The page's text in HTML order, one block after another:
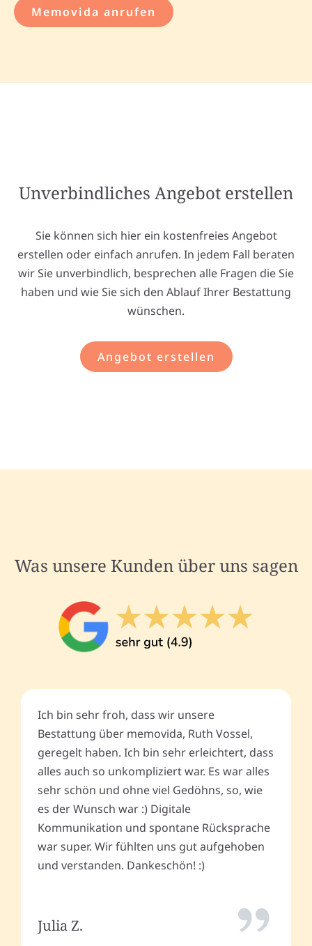
Memovida anrufen
Unverbindliches Angebot erstellen
Sie können sich hier ein kostenfreies Angebot
erstellen oder einfach anrufen. In jedem Fall beraten
wir Sie unverbindlich, besprechen alle Fragen die Sie
haben und wie Sie sich den Ablauf Ihrer Bestattung
wünschen.
Angebot erstellen
Was unsere Kunden über uns sagen
Ich bin sehr froh, dass wir unsere
Bestattung über memovida, Ruth Vossel,
geregelt haben. Ich bin sehr erleichtert, dass
alles auch so unkompliziert war. Es war alles
sehr schön und ohne viel Gedöhns, so, wie
es der Wunsch war :) Digitale
Kommunikation und spontane Rücksprache
war super. Wir fühlten uns gut aufgehoben
und verstanden. Dankeschön! :)
Julia Z.